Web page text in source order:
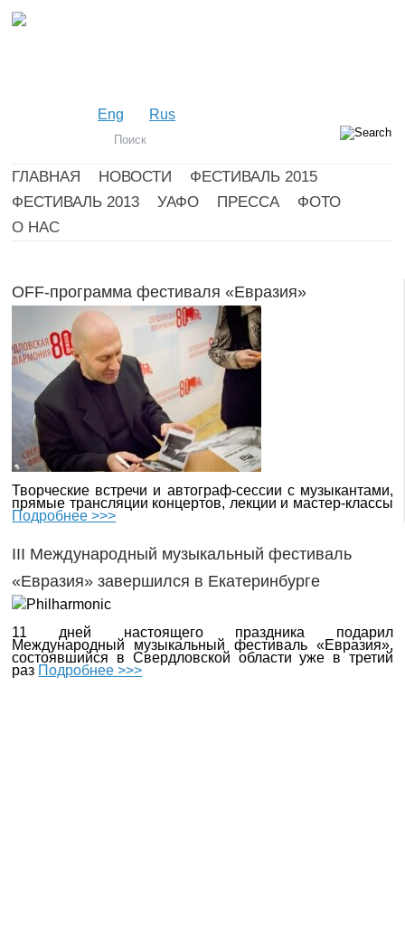
Eng Rus
ГЛАВНАЯ НОВОСТИ
ФЕСТИВАЛЬ 2015
ФЕСТИВАЛЬ 2013
УАФО ПРЕССА
ФОТО
О НАС
OFF-программа фестиваля «Евразия»
Творческие встречи и автограф-сессии с музыкантами,
прямые трансляции концертов, лекции и мастер-классы
Подробнее >>>
III Международный музыкальный фестиваль
«Евразия» завершился в Екатеринбурге
11 дней настоящего праздника подарил
Международный музыкальный фестиваль «Евразия»,
состоявшийся в Свердловской области уже в третий
раз Подробнее >>>